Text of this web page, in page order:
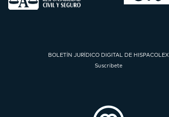
BOLETÍN JURÍDICO DIGITAL DE HISPACOLEX
Suscríbete